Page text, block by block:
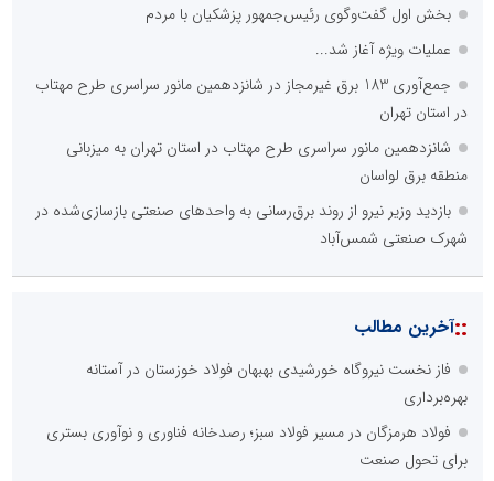
بخش اول گفت‌وگوی رئیس‌جمهور پزشکیان با مردم
عملیات ویژه آغاز شد...
جمع‌آوری 183 برق غیرمجاز در شانزدهمین مانور سراسری طرح مهتاب
در استان تهران
شانزدهمین مانور سراسری طرح مهتاب در استان تهران به میزبانی
منطقه برق لواسان
بازدید وزیر نیرو از روند برق‌رسانی به واحدهای صنعتی بازسازی‌شده در
شهرک صنعتی شمس‌آباد
::آخرین مطالب
فاز نخست نیروگاه خورشیدی بهبهان فولاد خوزستان در آستانه
بهره‌برداری
فولاد هرمزگان در مسیر فولاد سبز؛ رصدخانه فناوری و نوآوری بستری
برای تحول صنعت